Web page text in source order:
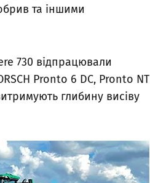
та іншими
730 відпрацювали
Pronto 6 DC, Pronto NT
глибину висіву